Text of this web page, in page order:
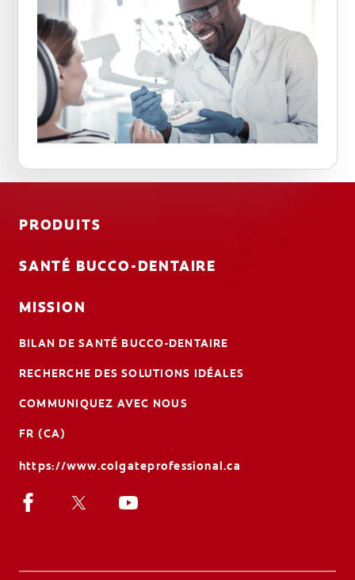
PRODUITS
SANTÉ BUCCO-DENTAIRE
MISSION
BILAN DE SANTÉ BUCCO-DENTAIRE
RECHERCHE DES SOLUTIONS IDÉALES
COMMUNIQUEZ AVEC NOUS
FR (CA)
https://www.colgateprofessional.ca